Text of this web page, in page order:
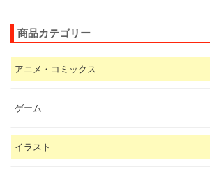
商品カテゴリー
アニメ・コミックス
ゲーム
イラスト